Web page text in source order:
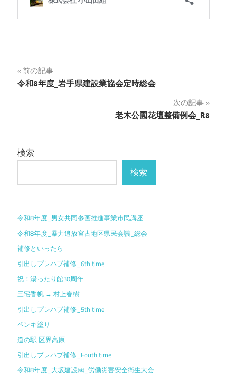
投
稿
ゲ
シ
ョ
ン
前の記事
令和8年度_岩手県建設業協会定時総会
次の記事
老木公園花壇整備例会_R8
検索
検索
令和8年度_男女共同参画推進事業市民講座
令和8年度_暴力追放宮古地区県民会議_総会
補修といったら
引出しプレハブ補修_6th time
祝！湯ったり館30周年
三宅香帆 → 村上春樹
引出しプレハブ補修_5th time
ペンキ塗り
道の駅 区界高原
引出しプレハブ補修_Fouth time
令和8年度_大坂建設㈱_労働災害安全衛生大会